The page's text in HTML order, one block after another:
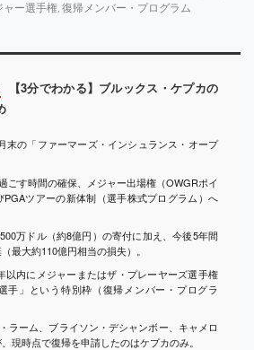
ャー選手権, 復帰メンバー・プログラム
【3分でわかる】ブルックス・ケプカの
末の「ファーマーズ・インシュランス・オープ
ごす時間の確保、メジャー出場権（OWGRポイ
PGAツアーの新体制（選手株式プログラム）へ
500万ドル（約8億円）の寄付に加え、今後5年間
最大約110億円相当の損失）。
以内にメジャーまたはザ・プレーヤーズ選手権
手」という特別枠（復帰メンバー・プログラ
ラーム、ブライソン・デシャンボー、キャメロ
現時点で復帰を申請したのはケプカのみ。